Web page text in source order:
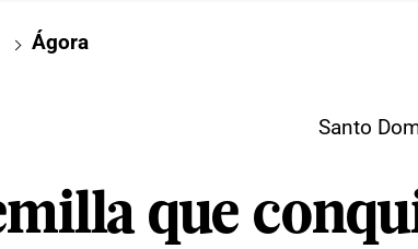
Ágora
Santo
que